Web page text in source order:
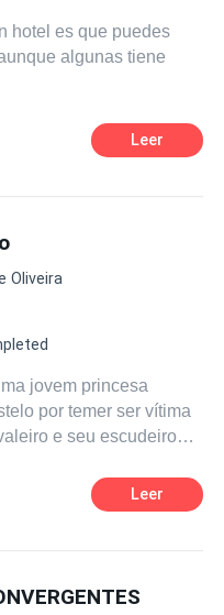
hotel es que puedes
algunas tiene
Leer
Oliveira
jovem princesa
por temer ser vítima
e seu escudeiro
da Igreja, cantigas
outros mistérios sobre o
“A Ilha da Morte”
Leer